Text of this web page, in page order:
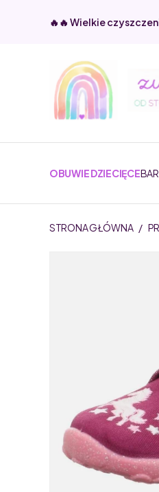
🔥🔥 Wielkie
OBUWIE DZIECIĘCE
STRONA GŁÓWNA /